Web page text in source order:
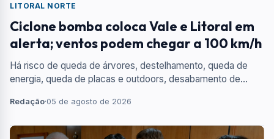
LITORAL NORTE
Ciclone bomba coloca Vale e Litoral em
alerta; ventos podem chegar a 100 km/h
Há risco de queda de árvores, destelhamento, queda de
energia, queda de placas e outdoors, desabamento de
e agitação no mar
Redação·05 de agosto de 2026